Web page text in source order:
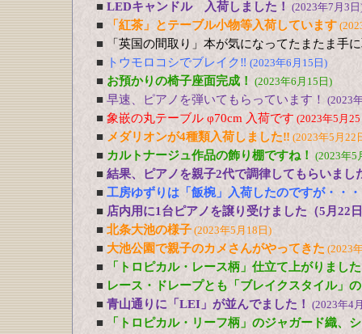
■ LEDキャンドル 入荷しました！ (2023年7月3日
■ 「紅茶」とテーブル小物等入荷しています
■
「英国の間取り」本が気になってたまたま手
■
トウモロコシでブレイク‼ (2023年6月15日)
■ お預かりの椅子座面完成！ (2023年6月15日)
■ 早速、ピアノを弾いてもらっています！ (2023
■ 象嵌の丸テーブル φ70cm 入荷です (2023年5月
■ メダリオンが4種類入荷しました‼ (2023年5月22
■ カルトナージュ作品の飾り棚ですね！ (2023年5
■ 結果、ピアノを親子2代で調律してもらいまし
■ 工房ゆずりは「飯椀」入荷したのですが・・・
■ 店内用に1台ピアノを譲り受けました（5月22
■ 北条大池の様子 (2023年5月18日)
■ 大池公園で親子のカメさんがやってきた (2023
■ 「トロピカル・レース柄」仕立て上がりました
■ レース・ドレープとも「ブレイクスタイル」
■ 青山通りに「LEI」が並んでました！ (2023年4
■
「トロピカル・リーフ柄」のジャガード織、